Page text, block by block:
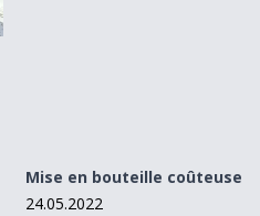
Mise en bouteille coûteuse
24.05.2022